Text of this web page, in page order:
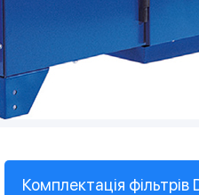
Комплектація